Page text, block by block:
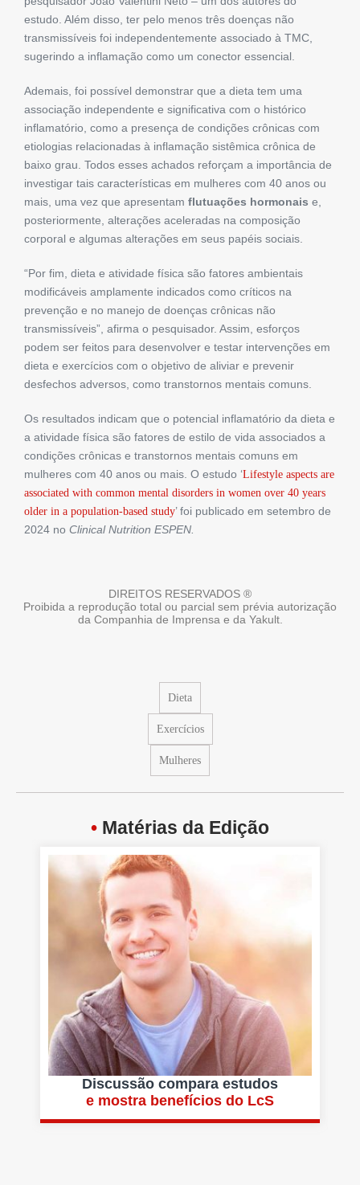
estudo. Além disso, ter pelo menos três doenças não
transmissíveis foi independentemente associado à TMC,
sugerindo a inflamação como um conector essencial.
Ademais, foi possível demonstrar que a dieta tem uma
associação independente e significativa com o histórico
inflamatório, como a presença de condições crônicas com
etiologias relacionadas à inflamação sistêmica crônica de
baixo grau. Todos esses achados reforçam a importância de
investigar tais características em mulheres com 40 anos ou
mais, uma vez que apresentam flutuações hormonais e,
posteriormente, alterações aceleradas na composição
corporal e algumas alterações em seus papéis sociais.
“Por fim, dieta e atividade física são fatores ambientais
modificáveis ​​amplamente indicados como críticos na
prevenção e no manejo de doenças crônicas não
transmissíveis”, afirma o pesquisador. Assim, esforços
podem ser feitos para desenvolver e testar intervenções em
dieta e exercícios com o objetivo de aliviar e prevenir
desfechos adversos, como transtornos mentais comuns.
Os resultados indicam que o potencial inflamatório da dieta e
a atividade física são fatores de estilo de vida associados a
condições crônicas e transtornos mentais comuns em
mulheres com 40 anos ou mais. O estudo ‘Lifestyle aspects are
associated with common mental disorders in women over 40 years
older in a population-based study’ foi publicado em setembro de
2024 no Clinical Nutrition ESPEN.
DIREITOS RESERVADOS ®
Proibida a reprodução total ou parcial sem prévia autorização
da Companhia de Imprensa e da Yakult.
Dieta
Exercícios
Mulheres
• Matérias da Edição
Discussão compara estudos
e mostra benefícios do LcS